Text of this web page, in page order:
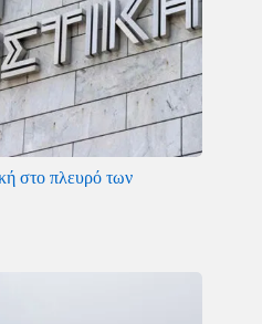
στο πλευρό των